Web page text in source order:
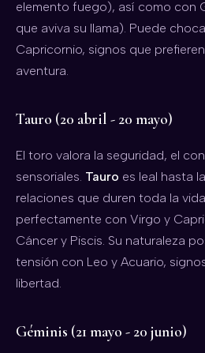
elemento fuego), así como con
que aviva su llama). Puede
Capricornio, signos que
aventura.
Tauro (20 abril - 20 mayo)
El toro valora la seguridad, el
sensoriales. Tauro es leal hasta
relaciones que duren toda la
perfectamente con Virgo y
Cáncer y Piscis. Su naturaleza
tensión con Leo y Acuario,
libertad.
Géminis (21 mayo - 20 junio)